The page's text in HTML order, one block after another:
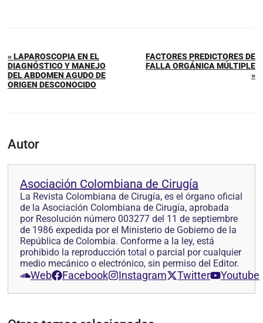
« LAPAROSCOPIA EN EL
DIAGNÓSTICO Y MANEJO
DEL ABDOMEN AGUDO DE
ORIGEN DESCONOCIDO
FACTORES PREDICTORES DE
FALLA ORGÁNICA MÚLTIPLE
»
Autor
Asociación Colombiana de Cirugía
La Revista Colombiana de Cirugía, es el órgano oficial
de la Asociación Colombiana de Cirugía, aprobada
por Resolución número 003277 del 11 de septiembre
de 1986 expedida por el Ministerio de Gobierno de la
República de Colombia. Conforme a la ley, está
prohibido la reproducción total o parcial por cualquier
medio mecánico o electrónico, sin permiso del Editor.
Web Facebook Instagram Twitter Youtube